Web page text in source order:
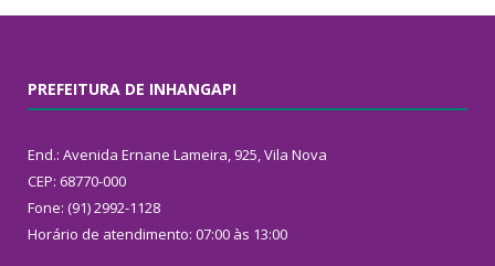
PREFEITURA DE INHANGAPI
End.: Avenida Ernane Lameira, 925, Vila Nova
CEP: 68770-000
Fone: (91) 2992-1128
Horário de atendimento: 07:00 às 13:00